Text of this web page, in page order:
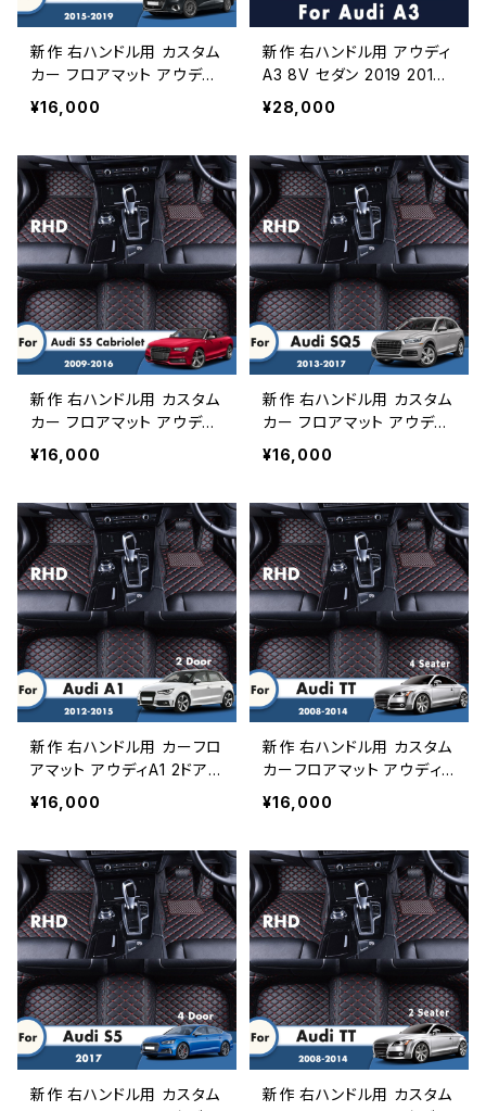
新作 右ハンドル用 カスタム
カー フロアマット アウディ
S3 2019 2018 2017 2016
2015 レザーカーペットカー
ートインテリアアクセサリー
¥16,000
新作 右ハンドル用 アウディ
A3 8V セダン 2019 2018
2017 2016 2015 2014 20
13 カーフロアマットラグジ
ヤーループレザーカーペッ
トカスタム
¥28,000
新作 右ハンドル用 カスタム
カー フロアマット アウディ
S5 カブリオレ 2016 2015
2014 2013 2012 2011 201
ンテリアアクセサリーカーペ
ット
¥16,000
新作 右ハンドル用 カスタム
カー フロアマット アウディ
SQ5 2017 2016 2015 201
4 2013 オートインテリアア
トマットペダルカーペットカ
バー
¥16,000
新作 右ハンドル用 カーフロ
アマット アウディA1 2ドア 2
015 2014 2013 2012 カス
タムレザーカーペットオート
ーアクセサリーインテリア
¥16,000
新作 右ハンドル用 カスタム
カーフロアマット アウディT
T 2014 2013 2012 2011 2
010 2009 2008 4シータ
リースタイリングプロテクト
ラグ
¥16,000
新作 右ハンドル用 カスタム
新作 右ハンドル用 カスタム